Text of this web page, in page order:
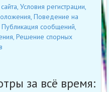
Условия регистрации,
Поведение на
сообщений,
Решение спорных
за всё время: